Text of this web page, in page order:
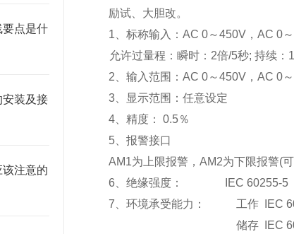
要点是什
安装及接
注意的
励试、大胆改。
1 、标称输入：AC 0～450V ，AC 0
允许过量程：瞬时：2倍/5秒; 持续：
2 、输入范围：AC 0～450V ，AC 0
3
显示范围：任意设定
4 、精度： 0.5％
5 、报警接口
AM1为上限报警，AM2为下限报警(
6 、绝缘强度： IEC 60255-5
7 、环境承受能力： 工作 IEC
储存 IEC